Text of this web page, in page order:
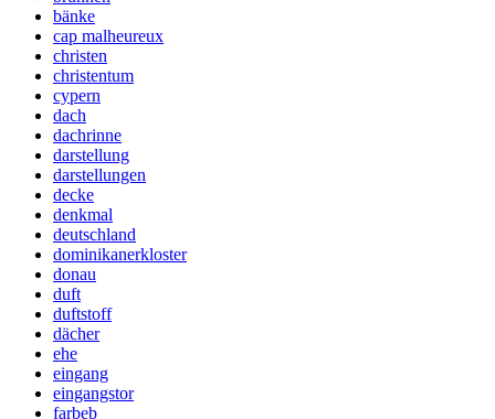
bänke
cap malheureux
christen
christentum
cypern
dach
dachrinne
darstellung
darstellungen
decke
denkmal
deutschland
dominikanerkloster
donau
duft
duftstoff
dächer
ehe
eingang
eingangstor
farbeb